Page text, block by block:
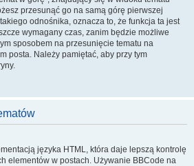
przesunąć go na samą górę pierwszej
odnośnika, oznacza to, że funkcja ta jest
wymagany czas, zanim będzie możliwe
sposobem na przesunięcie tematu na
posta. Należy pamiętać, aby przy tym
języka HTML, która daje lepszą kontrolę
elementów w postach. Używanie BBCode na